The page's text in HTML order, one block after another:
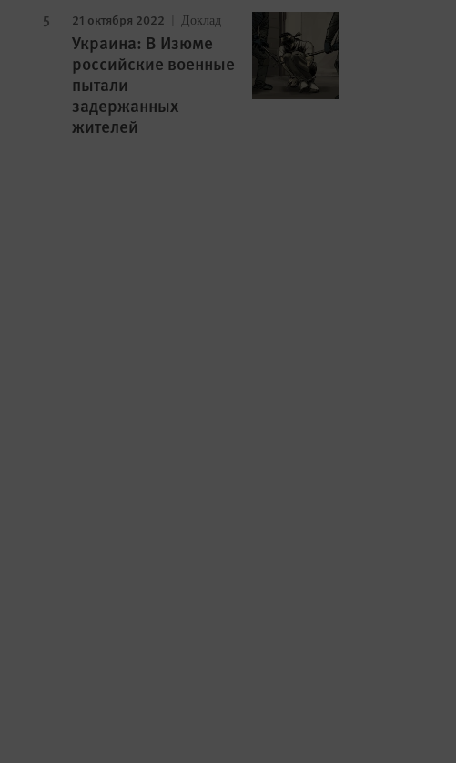
21 октября 2022 Доклад
Украина: В Изюме
российские военные
пытали
задержанных
жителей